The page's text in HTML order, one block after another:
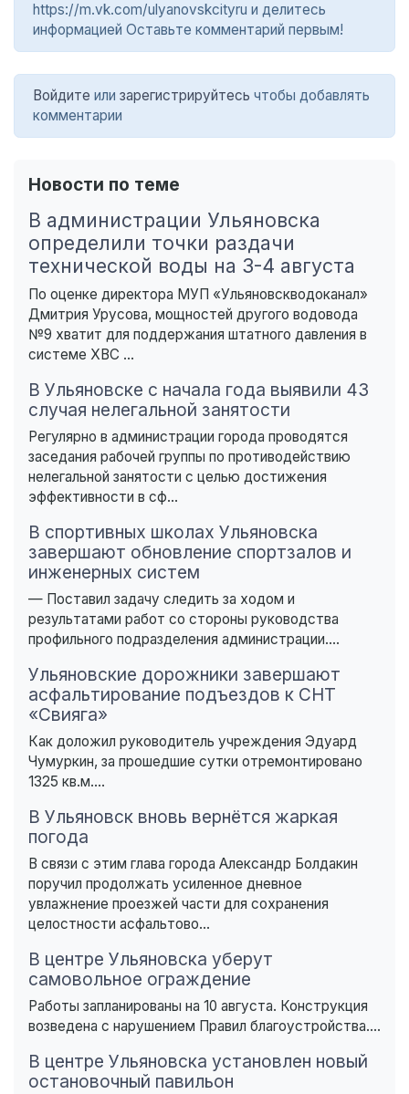
https://m.vk.com/ulyanovskcityru и делитесь
информацией Оставьте комментарий первым!
Войдите или зарегистрируйтесь чтобы добавлять
комментарии
Новости по теме
В администрации Ульяновска
определили точки раздачи
технической воды на 3-4 августа
По оценке директора МУП «Ульяновскводоканал»
Дмитрия Урусова, мощностей другого водовода
№9 хватит для поддержания штатного давления в
системе ХВС ...
В Ульяновске с начала года выявили 43
случая нелегальной занятости
Регулярно в администрации города проводятся
заседания рабочей группы по противодействию
нелегальной занятости с целью достижения
эффективности в сф...
В спортивных школах Ульяновска
завершают обновление спортзалов и
инженерных систем
— Поставил задачу следить за ходом и
результатами работ со стороны руководства
профильного подразделения администрации....
Ульяновские дорожники завершают
асфальтирование подъездов к СНТ
«Свияга»
Как доложил руководитель учреждения Эдуард
Чумуркин, за прошедшие сутки отремонтировано
1325 кв.м....
В Ульяновск вновь вернётся жаркая
погода
В связи с этим глава города Александр Болдакин
поручил продолжать усиленное дневное
увлажнение проезжей части для сохранения
целостности асфальтово...
В центре Ульяновска уберут
самовольное ограждение
Работы запланированы на 10 августа. Конструкция
возведена с нарушением Правил благоустройства....
В центре Ульяновска установлен новый
остановочный павильон